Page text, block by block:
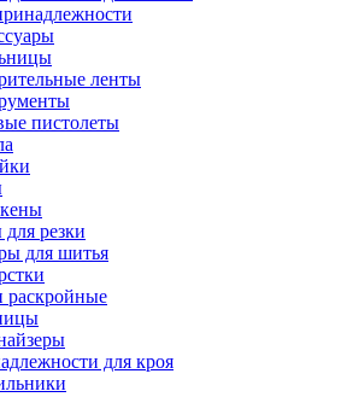
ленты
пистолеты
резки
для шитья
для кроя